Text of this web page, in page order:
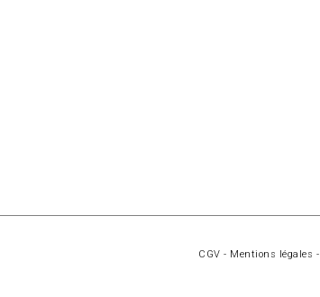
CGV - Mentions légales -